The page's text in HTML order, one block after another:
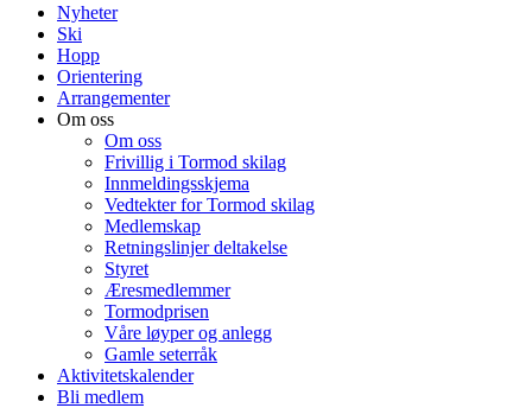
Nyheter
Ski
Hopp
Orientering
Arrangementer
Om oss
Om oss
Frivillig i Tormod skilag
Innmeldingsskjema
Vedtekter for Tormod skilag
Medlemskap
Retningslinjer deltakelse
Styret
Æresmedlemmer
Tormodprisen
Våre løyper og anlegg
Gamle seterråk
Aktivitetskalender
Bli medlem